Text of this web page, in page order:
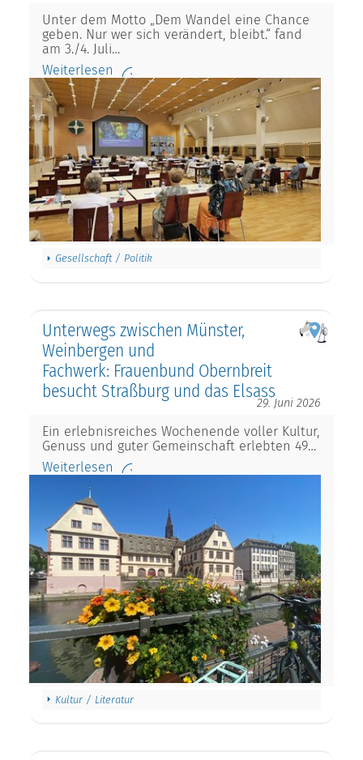
Unter dem Motto „Dem Wandel eine Chance
geben. Nur wer sich verändert, bleibt.“ fand
am 3./4. Juli…
Weiterlesen
Gesellschaft / Politik
Unterwegs zwischen Münster,
Weinbergen und
Fachwerk: Frauenbund Obernbreit
besucht Straßburg und das Elsass
29. Juni 2026
Ein erlebnisreiches Wochenende voller Kultur,
Genuss und guter Gemeinschaft erlebten 49…
Weiterlesen
Kultur / Literatur